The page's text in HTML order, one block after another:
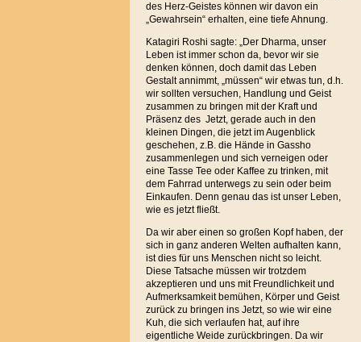
des Herz-Geistes können wir davon ein
„Gewahrsein“ erhalten, eine tiefe Ahnung.
Katagiri Roshi sagte: „Der Dharma, unser
Leben ist immer schon da, bevor wir sie
denken können, doch damit das Leben
Gestalt annimmt, „müssen“ wir etwas tun, d.h.
wir sollten versuchen, Handlung und Geist
zusammen zu bringen mit der Kraft und
Präsenz des Jetzt, gerade auch in den
kleinen Dingen, die jetzt im Augenblick
geschehen, z.B. die Hände in Gassho
zusammenlegen und sich verneigen oder
eine Tasse Tee oder Kaffee zu trinken, mit
dem Fahrrad unterwegs zu sein oder beim
Einkaufen. Denn genau das ist unser Leben,
wie es jetzt fließt.
Da wir aber einen so großen Kopf haben, der
sich in ganz anderen Welten aufhalten kann,
ist dies für uns Menschen nicht so leicht.
Diese Tatsache müssen wir trotzdem
akzeptieren und uns mit Freundlichkeit und
Aufmerksamkeit bemühen, Körper und Geist
zurück zu bringen ins Jetzt, so wie wir eine
Kuh, die sich verlaufen hat, auf ihre
eigentliche Weide zurückbringen. Da wir